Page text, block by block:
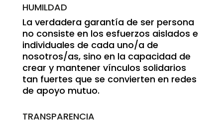
HUMILDAD
La verdadera garantía de ser persona
no consiste en los esfuerzos aislados e
individuales de cada uno/a de
nosotros/as, sino en la capacidad de
crear y mantener vínculos solidarios
tan fuertes que se convierten en redes
de apoyo mutuo.
TRANSPARENCIA